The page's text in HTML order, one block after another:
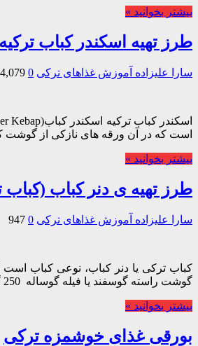
بیشتر بخوانید »
طرز تهیه اسکندر کباب ترکیه
سارا علیزاده آموزش غذاهای ترکی 0
4,079
است که در آن ورقه های نازکی از گوشت
بیشتر بخوانید »
طرز تهیه ی دنر کباب (کباب
سارا علیزاده آموزش غذاهای ترکی 0
947
کباب ترکی یا دنر کباب، نوعی کباب
گوشت راسته گوسفند يا فيله گوساله 250 گرم پياز …
بیشتر بخوانید »
بورقی غذای خوشمزه ترکی